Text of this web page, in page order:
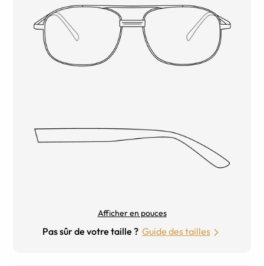
Afficher en pouces
Pas sûr de votre taille ? Guide des tailles